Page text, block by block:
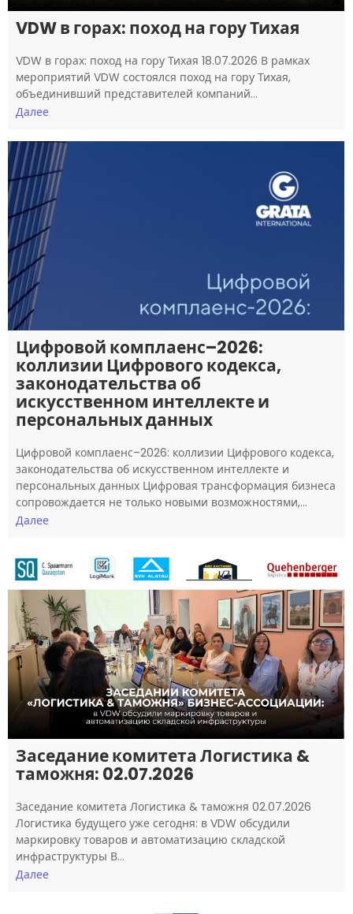
VDW в горах: поход на гору Тихая
VDW в горах: поход на гору Тихая 18.07.2026 В рамках
мероприятий VDW состоялся поход на гору Тихая,
объединивший представителей компаний…
Далее
Цифровой комплаенс–2026:
коллизии Цифрового кодекса,
законодательства об
искусственном интеллекте и
персональных данных
Цифровой комплаенс–2026: коллизии Цифрового кодекса,
законодательства об искусственном интеллекте и
персональных данных Цифровая трансформация бизнеса
сопровождается не только новыми возможностями,…
Далее
Заседание комитета Логистика &
таможня: 02.07.2026
Заседание комитета Логистика & таможня 02.07.2026
Логистика будущего уже сегодня: в VDW обсудили
маркировку товаров и автоматизацию складской
инфраструктуры В…
Далее